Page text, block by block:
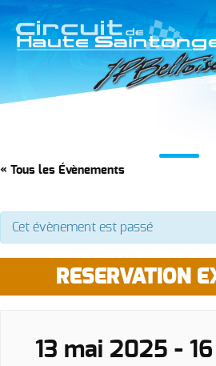
« Tous les Évènements
Cet évènement est passé
RESERVATION
13 mai 2025 -